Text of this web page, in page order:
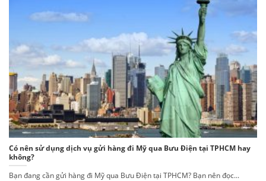
Có nên sử dụng dịch vụ gửi hàng đi Mỹ qua Bưu Điện tại TPHCM hay
không?
Bạn đang cần gửi hàng đi Mỹ qua Bưu Điện tại TPHCM? Bạn nên đọc...